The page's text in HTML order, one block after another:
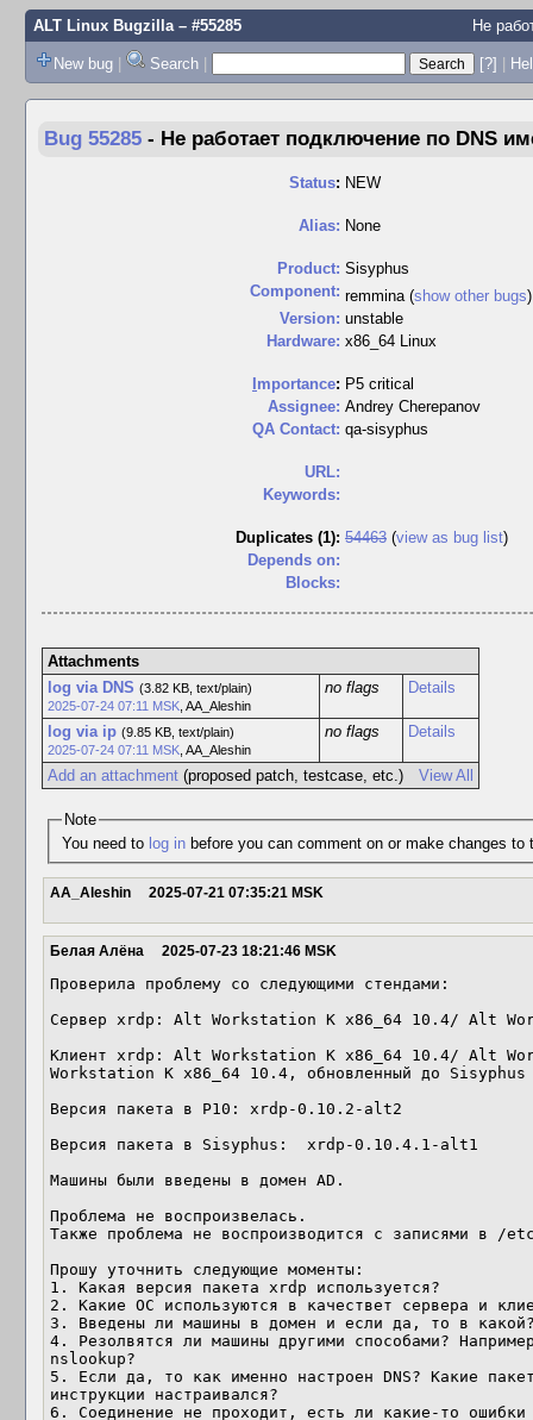
ALT Linux Bugzilla– #55285 Не
New bug | Search | [?] |
Bug 55285 - Не работает подключение по DNS
Status: NEW
Alias: None
Product: Sisyphus
Component: remmina (show other bugs
Version: unstable
Hardware: x86_64 Linux
mportance: P5 critical
Assignee: Andrey Cherepanov
QA Contact: qa-sisyphus
URL:
Keywords:
Duplicates (1): 54463 (view as bug list)
Depends on:
Blocks:
Attachments
log via DNS (3.82 KB, text/plain)
2025-07-24 07:11 MSK, AA_Aleshin
no flags Details
log via ip (9.85 KB, text/plain)
2025-07-24 07:11 MSK, AA_Aleshin
no flags Details
View All
Add an attachment(proposed patch, testcase, etc.)
Note
You need to log in before you can comment on or make changes to
AA_Aleshin 2025-07-21 07:35:21 MSK
Белая Алёна 2025-07-23 18:21:46 MSK
Проверила проблему со следующими стендами:
Сервер xrdp: Alt Workstation K x86_64 10.4/ Alt
Клиент xrdp: Alt Workstation K x86_64 10.4/ Alt
Workstation K x86_64 10.4, обновленный до Sisyphus
Версия пакета в Р10: xrdp-0.10.2-alt2
Версия пакета в Sisyphus:  xrdp-0.10.4.1-alt1
Машины были введены в домен AD.
Проблема не воспроизвелась.
Также проблема не воспроизводится с записями в /
Прошу уточнить следующие моменты:
1. Какая версия пакета xrdp используется?
2. Какие ОС используются в качествет сервера и
3. Введены ли машины в домен и если да, то в
4. Резолвятся ли машины другими способами?
nslookup?
5. Если да, то как именно настроен DNS? Какие
инструкции настраивался?
6. Соединение не проходит, есть ли какие-то